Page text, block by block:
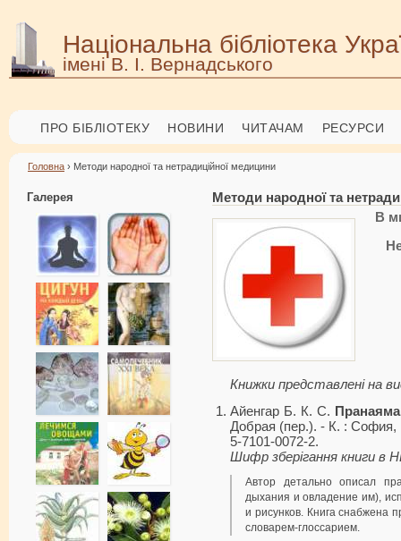
Національна бібліотека
імені В. І. Вернадського
ПРО БІБЛІОТЕКУ НОВИНИ ЧИТАЧАМ РЕСУРСИ
Головна › Методи народної та нетрадиційної медицини
Галерея
Методи народної та
В
Книжки представлені на
Айенгар Б. К. С.
Добрая (пер.). - К. : София,
5-7101-0072-2.
Шифр зберігання книги в
Автор детально описал
дыхания и овладение им),
и рисунков. Книга снабжена
словарем-глоссарием.